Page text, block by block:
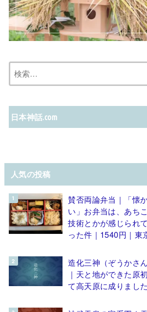
索:
日本神話.com
人気の投稿
賛否両論弁当｜「懐
い」お弁当は、あち
技術とかが感じられ
った件｜1540円｜東
造化三神（ぞうかさ
｜天と地ができた原
て高天原に成りまし